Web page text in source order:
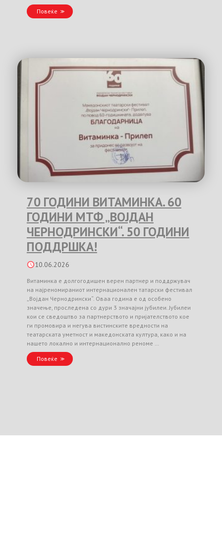
Повеќе
70 ГОДИНИ ВИТАМИНКА. 60
ГОДИНИ МТФ „ВОЈДАН
ЧЕРНОДРИНСКИ“. 50 ГОДИНИ
ПОДДРШКА!
10.06.2026
Витаминка е долгогодишен верен партнер и поддржувач
на најреномираниот интернационален татарски фестивал
„Војдан Чернодрински“. Оваа година е од особено
значење, проследена со дури 3 значајни јубилеи. Јубилеи
кои се сведоштво за партнерството и пријателството кое
ги промовира и негува вистинските вредности на
театарската уметност и македонската култура, како и на
нашето локално и интернационално реноме …
Повеќе